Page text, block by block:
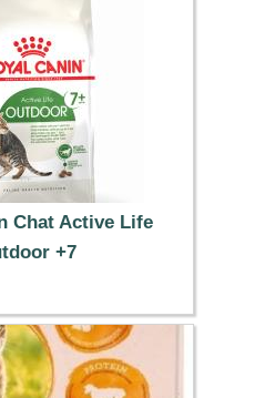
Chat Active Life
+7
€